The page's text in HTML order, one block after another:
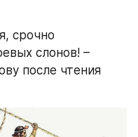
срочно
слонов! –
после чтения